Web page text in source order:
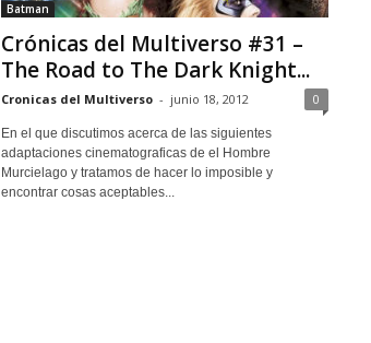
Batman
Crónicas del Multiverso #31 –
The Road to The Dark Knight...
Cronicas del Multiverso - junio 18, 2012 0
En el que discutimos acerca de las siguientes
adaptaciones cinematograficas de el Hombre
Murcielago y tratamos de hacer lo imposible y
encontrar cosas aceptables...